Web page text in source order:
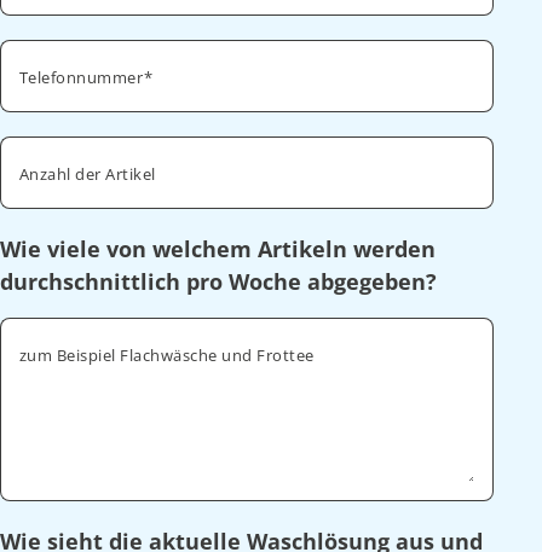
Telefonnummer
Anzahl der Artikel
Wie viele von welchem Artikeln werden
durchschnittlich pro Woche abgegeben?
zum Beispiel Flachwäsche und Frottee
Wie sieht die aktuelle Waschlösung aus und